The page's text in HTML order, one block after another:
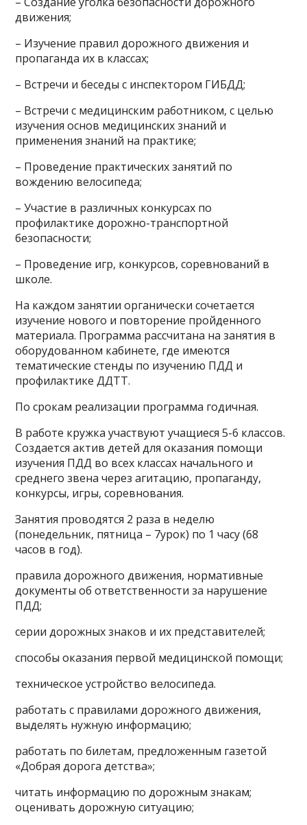
движения;
– Изучение правил дорожного движения и
пропаганда их в классах;
– Встречи и беседы с инспектором ГИБДД;
– Встречи с медицинским работником, с целью
изучения основ медицинских знаний и
применения знаний на практике;
– Проведение практических занятий по
вождению велосипеда;
– Участие в различных конкурсах по
профилактике дорожно-транспортной
безопасности;
– Проведение игр, конкурсов, соревнований в
школе.
На каждом занятии органически сочетается
изучение нового и повторение пройденного
материала. Программа рассчитана на занятия в
оборудованном кабинете, где имеются
тематические стенды по изучению ПДД и
профилактике ДДТТ.
По срокам реализации программа годичная.
В работе кружка участвуют учащиеся 5-6 классов.
Создается актив детей для оказания помощи
изучения ПДД во всех классах начального и
среднего звена через агитацию, пропаганду,
конкурсы, игры, соревнования.
Занятия проводятся 2 раза в неделю
(понедельник, пятница – 7урок) по 1 часу (68
часов в год).
правила дорожного движения, нормативные
документы об ответственности за нарушение
ПДД;
серии дорожных знаков и их представителей;
способы оказания первой медицинской помощи;
техническое устройство велосипеда.
работать с правилами дорожного движения,
выделять нужную информацию;
работать по билетам, предложенным газетой
«Добрая дорога детства»;
читать информацию по дорожным знакам;
оценивать дорожную ситуацию;